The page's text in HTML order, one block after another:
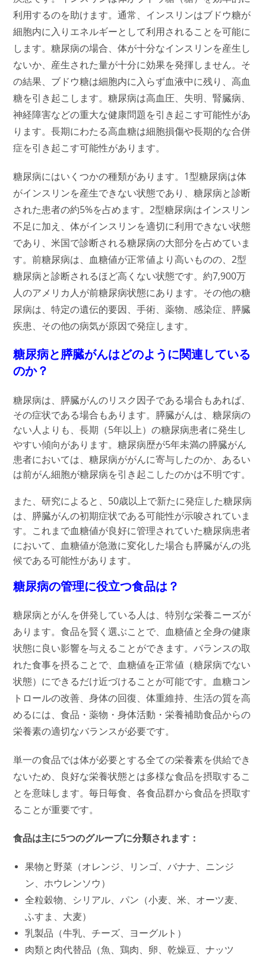
利用するのを助けます。通常、インスリンはブドウ糖が
細胞内に入りエネルギーとして利用されることを可能に
します。糖尿病の場合、体が十分なインスリンを産生し
ないか、産生された量が十分に効果を発揮しません。そ
の結果、ブドウ糖は細胞内に入らず血液中に残り、高血
糖を引き起こします。糖尿病は高血圧、失明、腎臓病、
神経障害などの重大な健康問題を引き起こす可能性があ
ります。長期にわたる高血糖は細胞損傷や長期的な合併
症を引き起こす可能性があります。
糖尿病にはいくつかの種類があります。1型糖尿病は体
がインスリンを産生できない状態であり、糖尿病と診断
された患者の約5%を占めます。2型糖尿病はインスリン
不足に加え、体がインスリンを適切に利用できない状態
であり、米国で診断される糖尿病の大部分を占めていま
す。前糖尿病は、血糖値が正常値より高いものの、2型
糖尿病と診断されるほど高くない状態です。約7,900万
人のアメリカ人が前糖尿病状態にあります。その他の糖
尿病は、特定の遺伝的要因、手術、薬物、感染症、膵臓
疾患、その他の病気が原因で発症します。
糖尿病と膵臓がんはどのように関連している
のか？
糖尿病は、膵臓がんのリスク因子である場合もあれば、
その症状である場合もあります。膵臓がんは、糖尿病の
ない人よりも、長期（5年以上）の糖尿病患者に発生し
やすい傾向があります。糖尿病歴が5年未満の膵臓がん
患者においては、糖尿病ががんに寄与したのか、あるい
は前がん細胞が糖尿病を引き起こしたのかは不明です。
また、研究によると、50歳以上で新たに発症した糖尿病
は、膵臓がんの初期症状である可能性が示唆されていま
す。これまで血糖値が良好に管理されていた糖尿病患者
において、血糖値が急激に変化した場合も膵臓がんの兆
候である可能性があります。
糖尿病の管理に役立つ食品は？
糖尿病とがんを併発している人は、特別な栄養ニーズが
あります。食品を賢く選ぶことで、血糖値と全身の健康
状態に良い影響を与えることができます。バランスの取
れた食事を摂ることで、血糖値を正常値（糖尿病でない
状態）にできるだけ近づけることが可能です。血糖コン
トロールの改善、身体の回復、体重維持、生活の質を高
めるには、食品・薬物・身体活動・栄養補助食品からの
栄養素の適切なバランスが必要です。
単一の食品では体が必要とする全ての栄養素を供給でき
ないため、良好な栄養状態とは多様な食品を摂取するこ
とを意味します。毎日毎食、各食品群から食品を摂取す
ることが重要です。
食品は主に5つのグループに分類されます：
果物と野菜（オレンジ、リンゴ、バナナ、ニンジ
ン、ホウレンソウ）
全粒穀物、シリアル、パン（小麦、米、オーツ麦、
ふすま、大麦）
乳製品（牛乳、チーズ、ヨーグルト）
肉類と肉代替品（魚、鶏肉、卵、乾燥豆、ナッツ